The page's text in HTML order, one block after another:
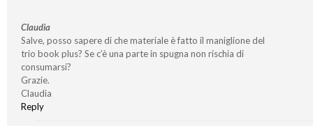
Claudia
Salve, posso sapere di che materiale è fatto il maniglione del
trio book plus? Se c’è una parte in spugna non rischia di
consumarsi?
Grazie.
Claudia
Reply